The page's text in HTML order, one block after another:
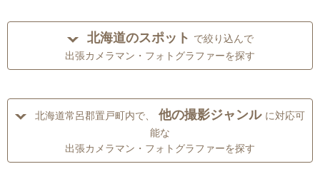
北海道のスポット で絞り込んで
出張カメラマン・フォトグラファーを探す
北海道常呂郡置戸町内で、 他の撮影ジャンル に対応可
能な
出張カメラマン・フォトグラファーを探す